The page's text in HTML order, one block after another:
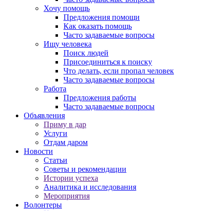
Хочу помощь
Предложения помощи
Как оказать помощь
Часто задаваемые вопросы
Ищу человека
Поиск людей
Присоединиться к поиску
Что делать, если пропал человек
Часто задаваемые вопросы
Работа
Предложения работы
Часто задаваемые вопросы
Объявления
Приму в дар
Услуги
Отдам даром
Новости
Статьи
Советы и рекомендации
Истории успеха
Аналитика и исследования
Мероприятия
Волонтеры